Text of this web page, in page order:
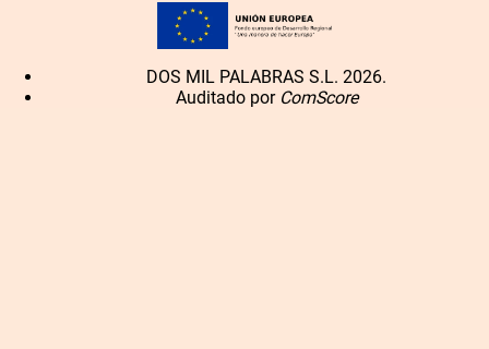
DOS MIL PALABRAS S.L. 2026.
Auditado por ComScore